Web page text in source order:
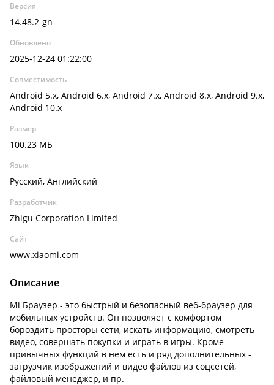
Версия
14.48.2-gn
Обновлено
2025-12-24 01:22:00
Совместимость
Android 5.x, Android 6.x, Android 7.x, Android 8.x, Android 9.x,
Android 10.x
Размер
100.23 МБ
Язык
Русский, Английский
Разработчик
Zhigu Corporation Limited
Сайт
www.xiaomi.com
Описание
Mi Браузер - это быстрый и безопасный веб-браузер для
мобильных устройств. Он позволяет с комфортом
бороздить просторы сети, искать информацию, смотреть
видео, совершать покупки и играть в игры. Кроме
привычных функций в нем есть и ряд дополнительных -
загрузчик изображений и видео файлов из соцсетей,
файловый менеджер, и пр.